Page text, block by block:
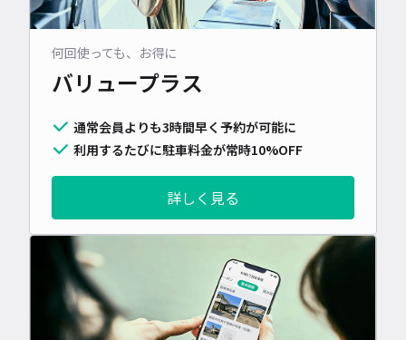
何回使っても、お得に
バリュープラス
通常会員よりも3時間早く予約が可能に
利用するたびに駐車料金が常時10%OFF
詳しく見る